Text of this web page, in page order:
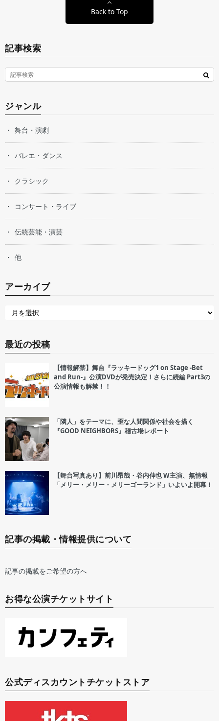
Back to Top
記事検索
ジャンル
舞台・演劇
バレエ・ダンス
クラシック
コンサート・ライブ
伝統芸能・演芸
他
アーカイブ
最近の投稿
【情報解禁】舞台『ラッキードッグ1 on Stage -Bet
and Run-』公演DVDが発売決定！さらに続編 Part3の
公演情報も解禁！！
「隣人」をテーマに、歪な人間関係や社会を描く
『GOOD NEIGHBORS』稽古場レポート
【舞台写真あり】前川昂哉・谷内伸也 W主演、無情報
「メリー・メリー・メリーゴーランド」いよいよ開幕！
記事の掲載・情報提供について
記事の掲載をご希望の方へ
お得な公演チケットサイト
公式ディスカウントチケットストア